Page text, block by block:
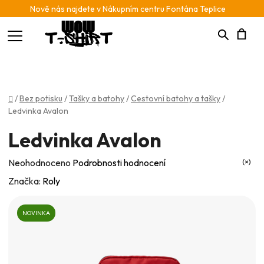
Nově nás najdete v Nákupním centru Fontána Teplice
Hledat
Domů
/Bez potisku /Tašky a batohy/Cestovní batohy a tašky/
Ledvinka Avalon
Ledvinka Avalon
Průměrné
hodnocení
0,0
Neohodnoceno Podrobnosti hodnocení
Značka: Roly
NOVINKA